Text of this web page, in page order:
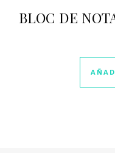
BLOC DE